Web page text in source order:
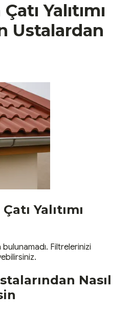
Çatı Yalıtımı
Ustalardan
Çatı Yalıtımı
Filtrelerinizi
Nasıl